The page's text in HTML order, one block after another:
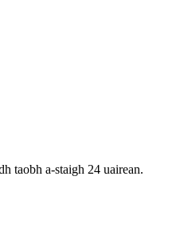
taobh a-staigh 24 uairean.